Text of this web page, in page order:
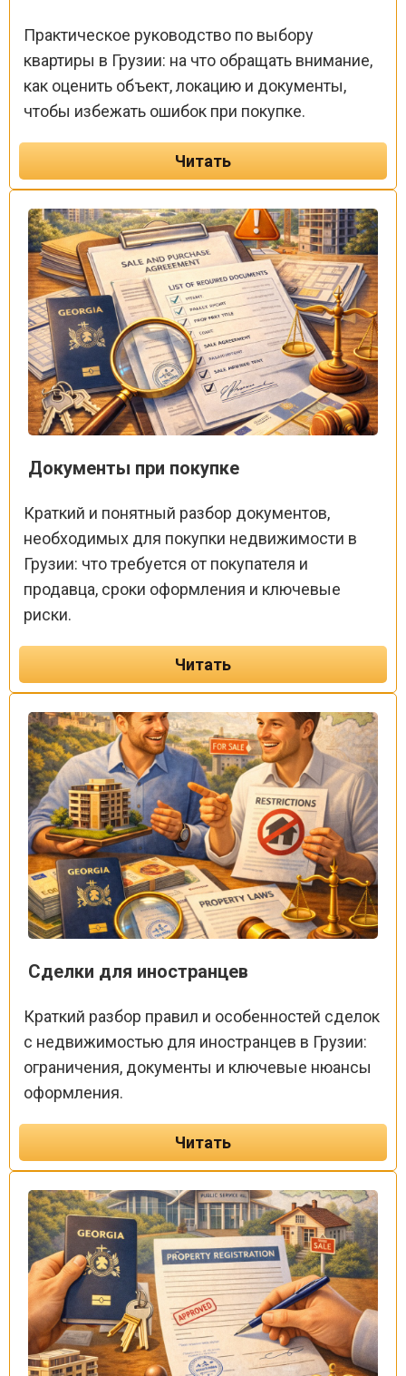
Практическое руководство по выбору
квартиры в Грузии: на что обращать внимание,
как оценить объект, локацию и документы,
чтобы избежать ошибок при покупке.
Читать
Документы при покупке
Краткий и понятный разбор документов,
необходимых для покупки недвижимости в
Грузии: что требуется от покупателя и
продавца, сроки оформления и ключевые
риски.
Читать
Сделки для иностранцев
Краткий разбор правил и особенностей сделок
с недвижимостью для иностранцев в Грузии:
ограничения, документы и ключевые нюансы
оформления.
Читать